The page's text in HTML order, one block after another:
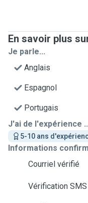
En savoir plus
Je parle...
Anglais
Espagnol
Portugais
J'ai de l'expérience
5-10 ans
Informations
Courriel vérifié
Vérification SMS